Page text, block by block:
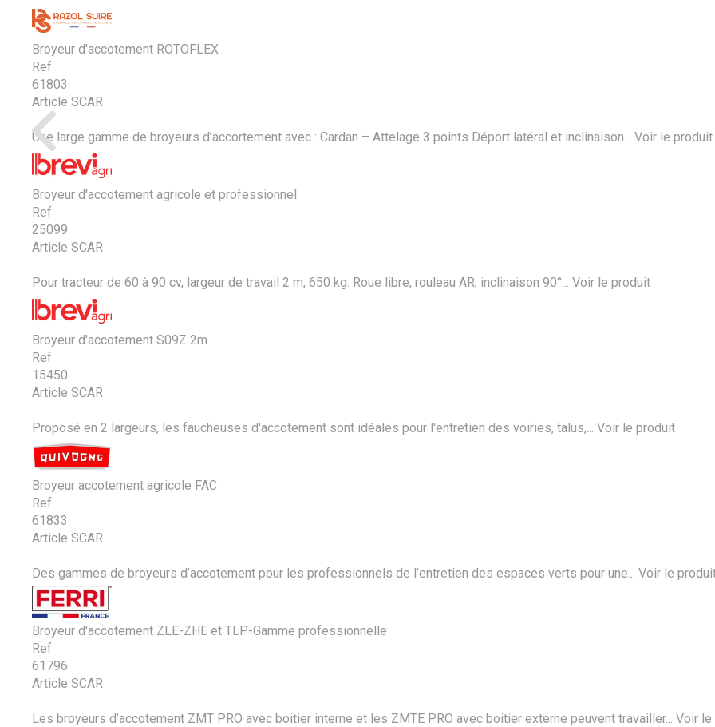
Broyeur d'accotement ROTOFLEX
Ref
61803
Article SCAR
Une large gamme de broyeurs d’accortement avec : Cardan – Attelage 3 points Déport latéral et inclinaison... Voir le produit
Broyeur d'accotement agricole et professionnel
Ref
25099
Article SCAR
Pour tracteur de 60 à 90 cv, largeur de travail 2 m, 650 kg. Roue libre, rouleau AR, inclinaison 90°... Voir le produit
Broyeur d'accotement S09Z 2m
Ref
15450
Article SCAR
Proposé en 2 largeurs, les faucheuses d'accotement sont idéales pour l'entretien des voiries, talus,... Voir le produit
Broyeur accotement agricole FAC
Ref
61833
Article SCAR
Des gammes de broyeurs d’accotement pour les professionnels de l’entretien des espaces verts pour une... Voir le
Broyeur d'accotement ZLE-ZHE et TLP-Gamme professionnelle
Ref
61796
Article SCAR
Les broyeurs d’accotement ZMT PRO avec boitier interne et les ZMTE PRO avec boitier externe peuvent travailler... Voir le